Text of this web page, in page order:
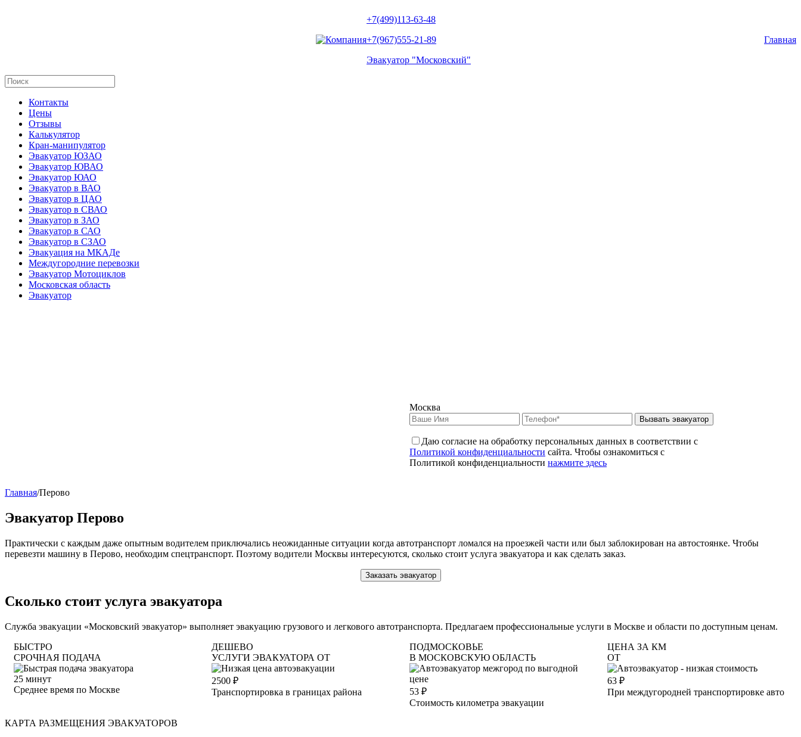
+7(499)113-63-48
+7(967)555-21-89
Эвакуатор "Московский"
Главная
Контакты
Цены
Отзывы
Калькулятор
Кран-манипулятор
Эвакуатор ЮЗАО
Эвакуатор ЮВАО
Эвакуатор ЮАО
Эвакуатор в ВАО
Эвакуатор в ЦАО
Эвакуатор в СВАО
Эвакуатор в ЗАО
Эвакуатор в САО
Эвакуатор в СЗАО
Эвакуация на МКАДе
Междугородние перевозки
Эвакуатор Мотоциклов
Московская область
Эвакуатор
Москва
Вызвать эвакуатор
Даю согласие на обработку персональных данных в соответствии с
Политикой конфиденциальности сайта. Чтобы ознакомиться с
Политикой конфиденциальности нажмите здесь
Главная/Перово
Эвакуатор Перово
Практически с каждым даже опытным водителем приключались неожиданные ситуации когда автотранспорт ломался на проезжей части или был заблокирован на автостоянке. Чтобы
перевезти машину в Перово, необходим спецтранспорт. Поэтому водители Москвы интересуются, сколько стоит услуга эвакуатора и как сделать заказ.
Заказать эвакуатор
Сколько стоит услуга эвакуатора
Служба эвакуации «Московский эвакуатор» выполняет эвакуацию грузового и легкового автотранспорта. Предлагаем профессиональные услуги в Москве и области по доступным ценам.
БЫСТРО
СРОЧНАЯ ПОДАЧА
25 минут
Среднее время по Москве
ДЕШЕВО
УСЛУГИ ЭВАКУАТОРА ОТ
2500 ₽
Транспортировка в границах района
ПОДМОСКОВЬЕ
В МОСКОВСКУЮ ОБЛАСТЬ
53 ₽
Стоимость километра эвакуации
ЦЕНА ЗА КМ
ОТ
63 ₽
При междугородней транспортировке авто
КАРТА РАЗМЕЩЕНИЯ ЭВАКУАТОРОВ